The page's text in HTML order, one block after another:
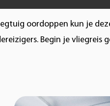
oordoppen kun je
Begin je